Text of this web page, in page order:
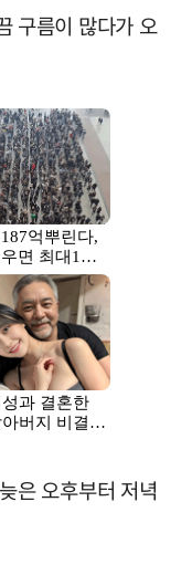
구름이 많다가 오
은 오후부터 저녁